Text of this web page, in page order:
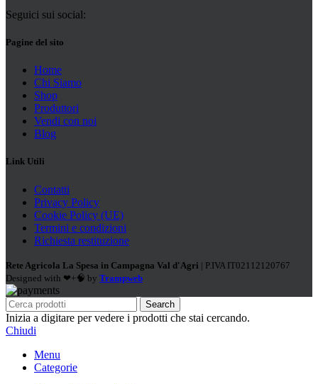
Seguici sui social:
Pagine del sito
Home
Chi Siamo
Shop
Produttori
Vendi con noi
Blog
Link Utili
Contatti
Privacy Policy
Cookie Policy (UE)
Termini e condizioni
Richiesta restituzione
Rete Agricola La Spesa in Campagna Val d'Agri | P.IVA IT02112120767
Designed with ❤+🧠 by Trampweb
Search
Inizia a digitare per vedere i prodotti che stai cercando.
Chiudi
Menu
Categorie